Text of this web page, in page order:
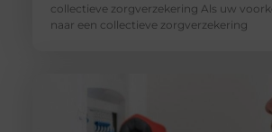
collectieve zorgverzekering Als uw
naar een collectieve zorgverzekering